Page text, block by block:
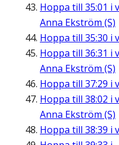
Hoppa till 35:01 i
Anna Ekström (S)
Hoppa till 35:30 i
Hoppa till 36:31 i
Anna Ekström (S)
Hoppa till 37:29 i
Hoppa till 38:02 i
Anna Ekström (S)
Hoppa till 38:39 i